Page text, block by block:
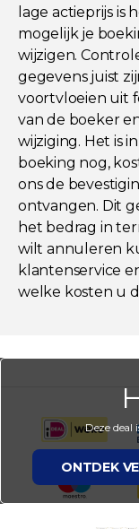
lage actieprijs is
mogelijk je
wijzigen.
gegevens juist
voortvloeien uit
van de boeker
wijziging. Het is
boeking nog,
ons de
ontvangen. Dit
het bedrag in
wilt annuleren
klantenservice
welke kosten u
Deze deal
ONTDEK